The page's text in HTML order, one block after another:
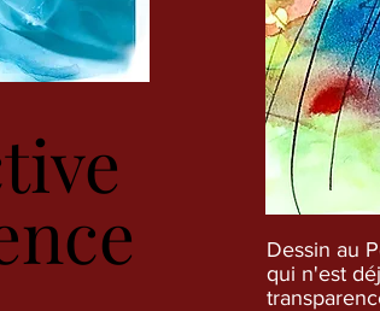
Dessin au
qui n'est